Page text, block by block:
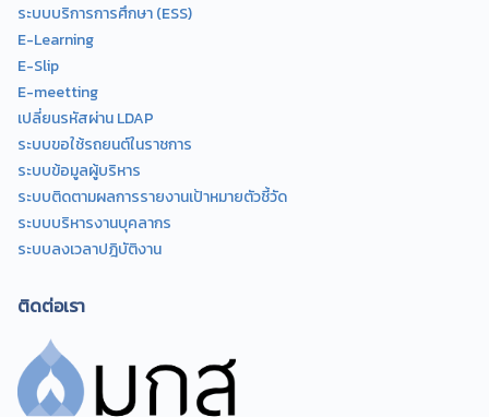
ระบบบริการการศึกษา (ESS)
E-Learning
E-Slip
E-meetting
เปลี่ยนรหัสผ่าน LDAP
ระบบขอใช้รถยนต์ในราชการ
ระบบข้อมูลผู้บริหาร
ระบบติดตามผลการรายงานเป้าหมายตัวชี้วัด
ระบบบริหารงานบุคลากร
ระบบลงเวลาปฎิบัติงาน
ติดต่อเรา